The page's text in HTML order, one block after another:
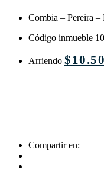
Combia – Pereira –
Código inmueble
Arriendo
Compartir en: